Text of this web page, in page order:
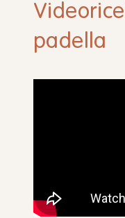
padella